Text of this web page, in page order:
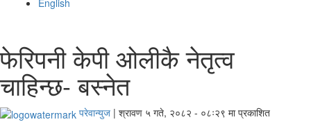
English
फेरिपनी केपी ओलीकै नेतृत्व
चाहिन्छ- बस्नेत
परेवान्युज | श्रावण ५ गते, २०८२ - ०८ः२९ मा प्रकाशित